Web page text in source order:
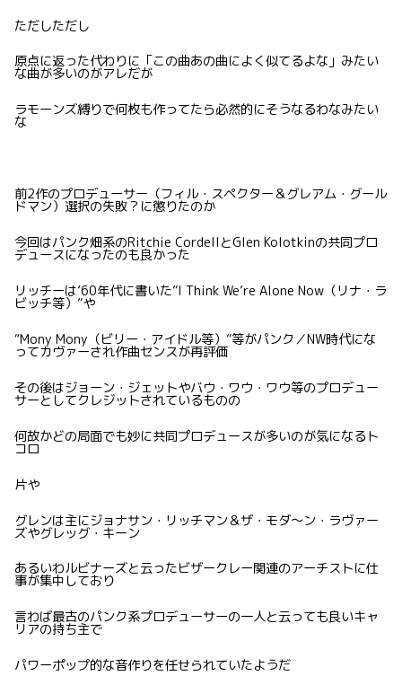
ただしただし
原点に返った代わりに「この曲あの曲によく似てるよな」みたい
な曲が多いのがアレだが
ラモーンズ縛りで何枚も作ってたら必然的にそうなるわなみたい
な
前2作のプロデューサー（フィル・スペクター＆グレアム・グール
ドマン）選択の失敗？に懲りたのか
今回はパンク畑系のRitchie CordellとGlen Kolotkinの共同プロ
デュースになったのも良かった
リッチーは’60年代に書いた”I Think We’re Alone Now（リナ・ラ
ビッチ等）”や
“Mony Mony（ビリー・アイドル等）”等がパンク／NW時代にな
ってカヴァーされ作曲センスが再評価
その後はジョーン・ジェットやバウ・ワウ・ワウ等のプロデュー
サーとしてクレジットされているものの
何故かどの局面でも妙に共同プロデュースが多いのが気になるト
コロ
片や
グレンは主にジョナサン・リッチマン＆ザ・モダ〜ン・ラヴァー
ズやグレッグ・キーン
あるいわルビナーズと云ったビザークレー関連のアーチストに仕
事が集中しており
言わば最古のパンク系プロデューサーの一人と云っても良いキャ
リアの持ち主で
パワーポップ的な音作りを任せられていたようだ